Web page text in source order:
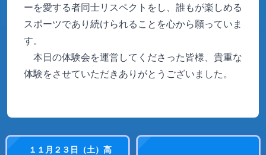
ーを愛する者同士リスペクトをし、誰もが楽しめる
スポーツであり続けられることを心から願っていま
す。
本日の体験会を運営してくださった皆様、貴重な
体験をさせていただきありがとうございました。
１１月２３日（土）高